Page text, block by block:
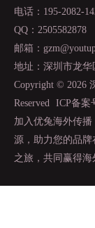
电话：195-2082-
QQ：2505582878
邮箱：
地址：深圳市龙华
Copyright © 2026
Reserved
ICP备案
加入优兔海外传
源，助力您的品
之旅，共同赢得